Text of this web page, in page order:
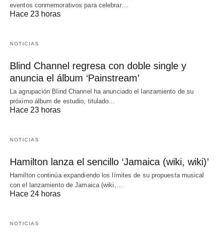
eventos conmemorativos para celebrar…
Hace 23 horas
NOTICIAS
Blind Channel regresa con doble single y
anuncia el álbum ‘Painstream’
La agrupación Blind Channel ha anunciado el lanzamiento de su
próximo álbum de estudio, titulado…
Hace 23 horas
NOTICIAS
Hamilton lanza el sencillo ‘Jamaica (wiki, wiki)’
Hamilton continúa expandiendo los límites de su propuesta musical
con el lanzamiento de Jamaica (wiki,…
Hace 24 horas
NOTICIAS